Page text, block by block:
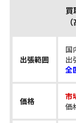
買
出張範囲
国
出
全
価格
市
価